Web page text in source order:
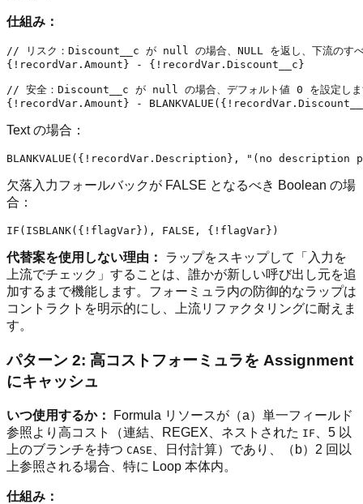
仕組み：
// リスク：Discount__c が null の場合、NULL を返し、下流のすべ
{!recordVar.Amount} - {!recordVar.Discount__c}
// 安全：Discount__c が null の場合、デフォルト値 0 を設定しま
Text の場合：
欠落入力フォールバックが FALSE となるべき Boolean の場
合：
代替案を使用しない理由：
ラップをスキップして「入力を
上流でチェック」することは、誰かが新しい呼び出し元を追
加するまで機能します。フォーミュラ内の防御的なラップは
コントラクトを明示的にし、上流リファクタリングに耐えま
す。
パターン 2: 高コストフォーミュラを Assignment
にキャッシュ
いつ使用するか：
Formula リソースが（a）単一フィールド
参照より高コスト（連結、REGEX、ネストされた IF
、5 以
上のブランチを持つ CASE
、日付計算）であり、（b）2 回以
上参照される場合、特に Loop 本体内。
仕組み：